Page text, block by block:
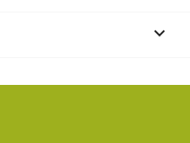
keyboard_arrow_down